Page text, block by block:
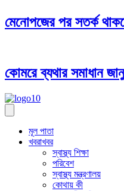
মেনোপজের পর সতর্ক
কোমরে ব্যথার সমাধান
মূল পাতা
খবরাখবর
স্বাস্থ্য শিক্ষা
পরিবেশ
স্বাস্থ্য মন্ত্রণালয়
কোথায় কী